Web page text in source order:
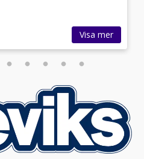
Visa mer